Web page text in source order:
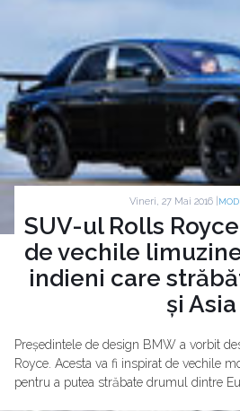
Vineri, 27 Mai 2016 |
SUV-ul Rolls
de vechile
indieni care
și Asia
Președintele de design BMW a vorbit
Royce. Acesta va fi inspirat de vechile
pentru a putea străbate drumul dintre